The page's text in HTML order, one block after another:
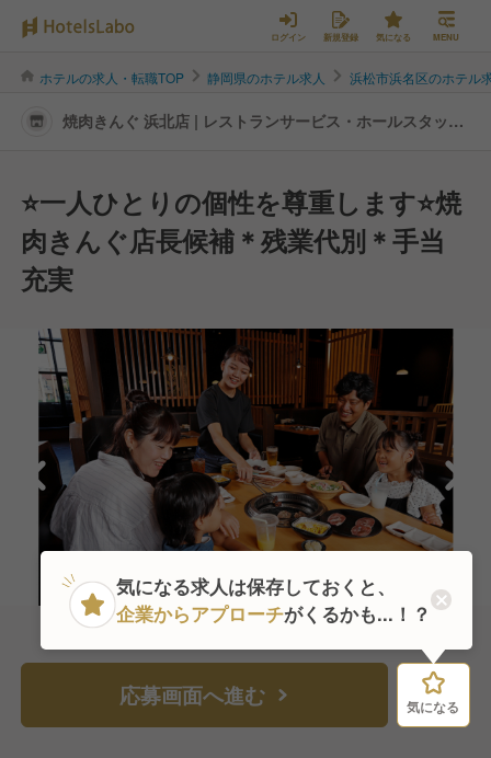
ログイン 新規登録 気になる MENU
ホテルの求人・転職TOP 静岡県のホテル求人 浜松市浜名区のホテル
焼肉きんぐ 浜北店 | レストランサービス・ホールスタッフ
⭐️一人ひとりの個性を尊重します⭐️焼
肉きんぐ店長候補＊残業代別＊手当
充実
応募画面へ進む 気になる
気になる
気になる求人は保存しておくと、
企業からアプローチがくるかも...！？